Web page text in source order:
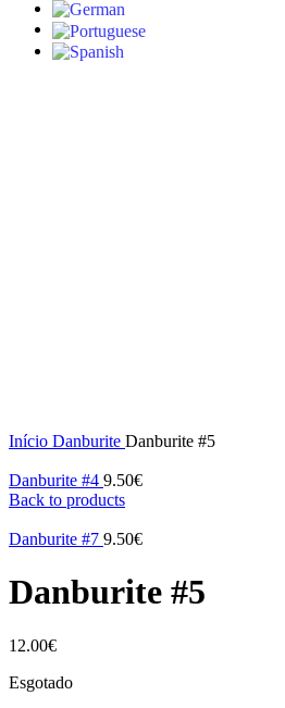
Início Danburite Danburite #5
Danburite #4 9.50€
Back to products
Danburite #7 9.50€
Danburite #5
12.00€
Esgotado